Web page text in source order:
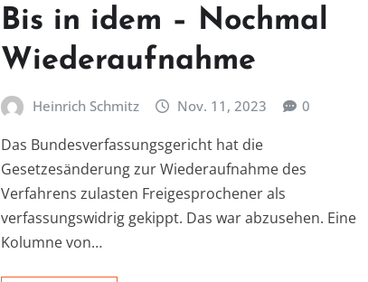
Bis in idem – Nochmal
Wiederaufnahme
Heinrich Schmitz Nov. 11, 2023 0
Das Bundesverfassungsgericht hat die
Gesetzesänderung zur Wiederaufnahme des
Verfahrens zulasten Freigesprochener als
verfassungswidrig gekippt. Das war abzusehen. Eine
Kolumne von…